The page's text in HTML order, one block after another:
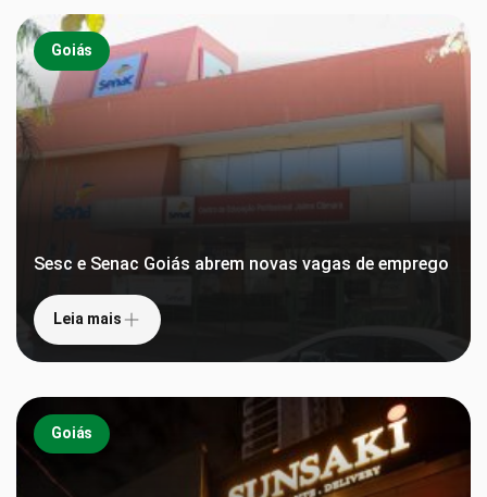
Goiás
Sesc e Senac Goiás abrem novas vagas de emprego
Leia mais
Goiás